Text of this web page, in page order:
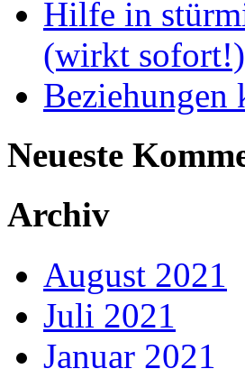
Hilfe in
(wirkt sofort!)
Beziehungen
Neueste
Archiv
August 2021
Juli 2021
Januar 2021